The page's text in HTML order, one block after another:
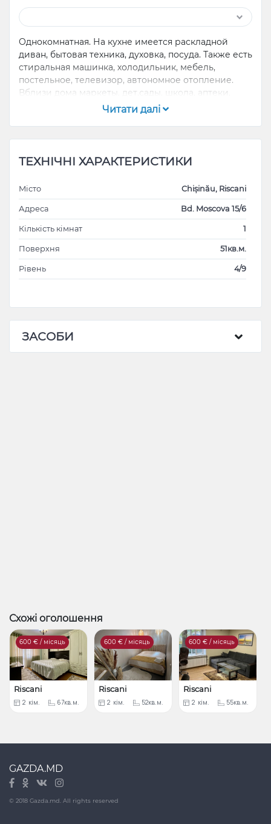
Однокомнатная. На кухне имеется раскладной
диван, бытовая техника, духовка, посуда. Также есть
стиральная машинка, холодильник, мебель,
постельное, телевизор, автономное отопление.
Вблизи дома маркеты, дет.сады, школа, аптеки,
общественный транспорт, во дворе имеется
Читати далі
ТЕХНІЧНІ ХАРАКТЕРИСТИКИ
Місто Chișinău, Riscani
Адреса Bd. Moscova 15/6
Кількість кімнат 1
Поверхня 51кв.м.
Рівень 4/9
ЗАСОБИ
Схожі оголошення
600 € / місяць
Riscani
2 кім. 67кв.м.
600 € / місяць
Riscani
2 кім. 52кв.м.
600 € / місяць
Riscani
2 кім. 55кв.м.
GAZDA.MD
© 2018 Gazda.md. All rights reserved